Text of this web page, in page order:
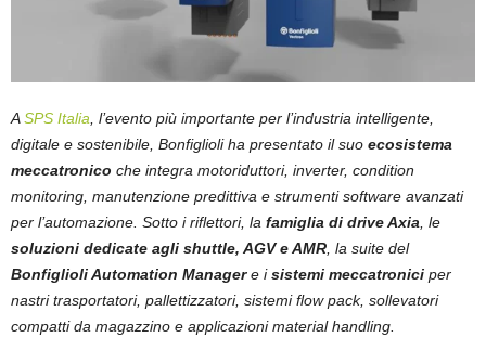
ASPS Italia , l’evento più importante per l’industria intelligente,
digitale e sostenibile, Bonfiglioli ha presentato il suo ecosistema
meccatronico che integra motoriduttori, inverter, condition
monitoring, manutenzione predittiva e strumenti software avanzati
per l’automazione. Sotto i riflettori, la famiglia di drive Axia , le
soluzioni dedicate agli shuttle, AGV e AMR , la suite del
Bonfiglioli Automation Managere isistemi meccatronici per
nastri trasportatori, pallettizzatori, sistemi flow pack, sollevatori
compatti da magazzino e applicazioni material handling.